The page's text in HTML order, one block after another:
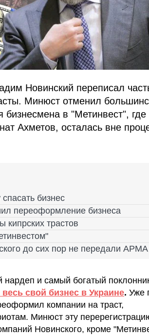
Новинский переписал
Минюст отменил
в "Метинвест", где
Ахметов, осталась вне
бизнес
переоформление бизнеса
кипрских трастов
до сих пор не передали АРМА
и самый богатый
свой бизнес в Украине. Уже
компании на траст,
Минюст эту
Новинского, кроме